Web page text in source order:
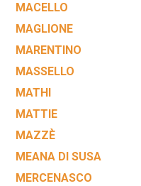
MACELLO
MAGLIONE
MARENTINO
MASSELLO
MATHI
MATTIE
MAZZÈ
MEANA DI SUSA
MERCENASCO